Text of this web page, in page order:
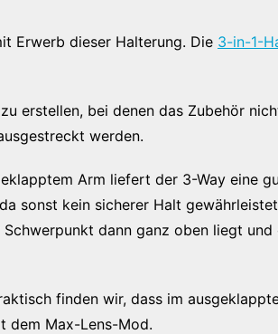
Erwerb dieser Halterung. Die 3-in-1-
erstellen, bei denen das Zubehör
werden.
Arm liefert der 3-Way eine
sonst kein sicherer Halt
dann ganz oben liegt und
finden wir, dass im
dem Max-Lens-Mod.